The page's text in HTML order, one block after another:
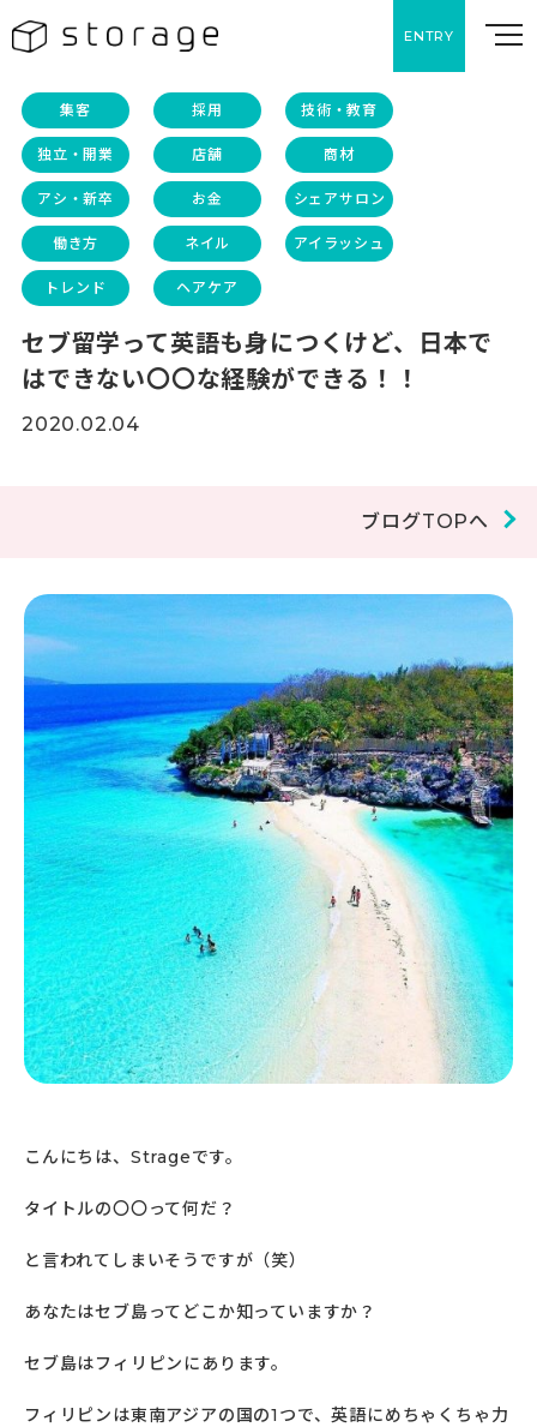
ENTRY
集客 採用 技術・教育
独立・開業 店舗 商材
アシ・新卒 お金 シェアサロン
働き方 ネイル アイラッシュ
トレンド ヘアケア
セブ留学って英語も身につくけど、日本で
はできない〇〇な経験ができる！！
2020.02.04
ブログTOPへ
こんにちは、Strageです。
タイトルの〇〇って何だ？
と言われてしまいそうですが（笑）
あなたはセブ島ってどこか知っていますか？
セブ島はフィリピンにあります。
フィリピンは東南アジアの国の1つで、英語にめちゃくちゃ力